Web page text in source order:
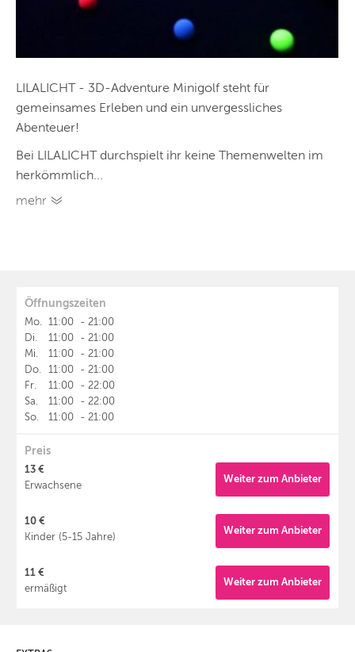
LILALICHT - 3D-Adventure Minigolf steht für
gemeinsames Erleben und ein unvergessliches
Abenteuer!
Bei LILALICHT durchspielt ihr keine Themenwelten im
herkömmlich...
mehr
Öffnungszeiten
Mo. 11:00 - 21:00
Di.
11:00 - 21:00
Mi.
11:00 - 21:00
Do.
11:00 - 21:00
Fr.
11:00 - 22:00
Sa.
11:00 - 22:00
So.
11:00 - 21:00
Preis
13 €
Erwachsene
Weiter zum Anbieter
10 €
Kinder (5-15 Jahre)
Weiter zum Anbieter
11 €
ermäßigt
Weiter zum Anbieter